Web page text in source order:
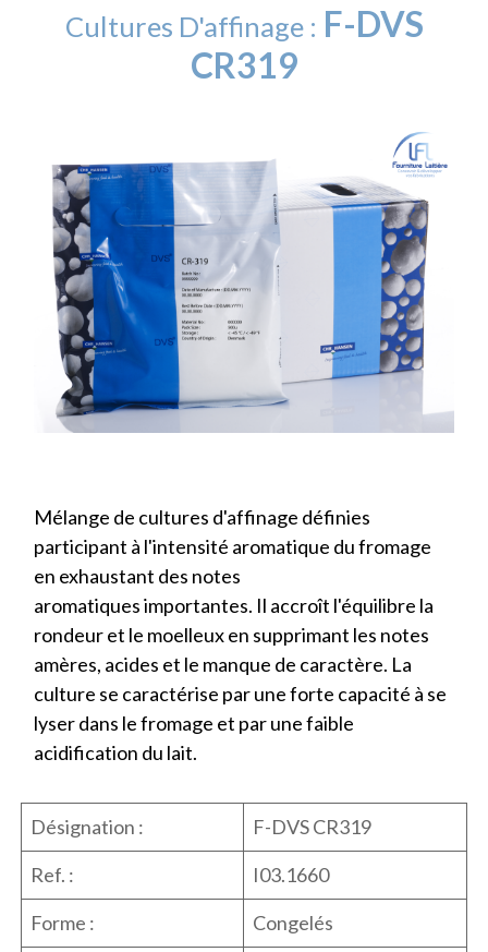
Cultures D'affinage : F-DVS
CR319
Mélange de cultures d'affinage définies
participant à l'intensité aromatique du fromage
en exhaustant des notes
aromatiques importantes. Il accroît l'équilibre la
rondeur et le moelleux en supprimant les notes
amères, acides et le manque de caractère. La
culture se caractérise par une forte capacité à se
lyser dans le fromage et par une faible
acidification du lait.
Désignation :
F-DVS CR319
Ref. :
I03.1660
Forme :
Congelés